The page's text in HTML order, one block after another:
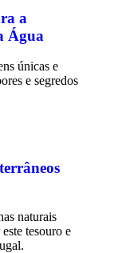
a
Água
únicas e
e segredos
naturais
tesouro e